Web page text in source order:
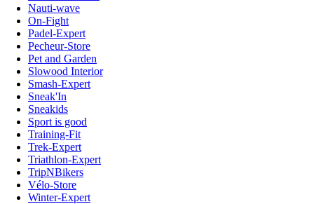
Nauti-wave
On-Fight
Padel-Expert
Pecheur-Store
Pet and Garden
Slowood Interior
Smash-Expert
Sneak'In
Sneakids
Sport is good
Training-Fit
Trek-Expert
Triathlon-Expert
TripNBikers
Vélo-Store
Winter-Expert